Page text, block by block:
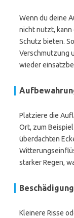
Wenn du deine
nicht nutzt, kann
Schutz bieten.
Verschmutzung
wieder
Platziere die
Ort, zum
überdachten
starker Regen,
Kleinere Risse